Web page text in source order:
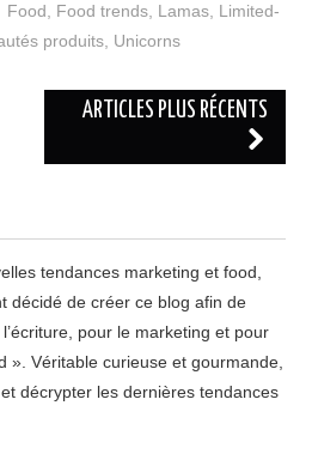
Food Food trends, Lamas, Limited-
produits Unicorns
ARTICLES PLUS RÉCENTS
tendances marketing et food,
décidé de créer ce blog afin de
pour le marketing et pour
». Véritable curieuse et gourmande,
décrypter les dernières tendances